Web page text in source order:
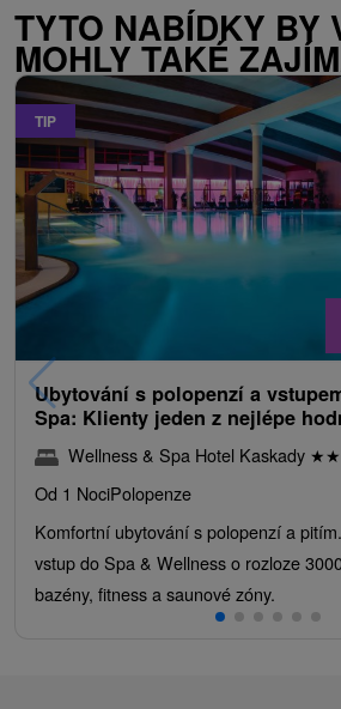
TYTO NABÍDKY BY
MOHLY TAKÉ
TIP
Ubytování s polopenzí a
Spa: Klienty jeden z nejlépe
Wellness & Spa Hotel Kaskady ★★
Od 1 NociPolopenze
Komfortní ubytování s polopenzí a
vstup do Spa & Wellness o rozloze
bazény, fitness a saunové zóny.